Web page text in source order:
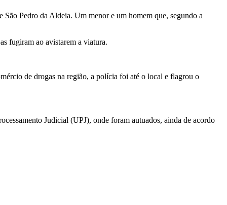
Pedro da Aldeia. Um menor e um homem que, segundo a
fugiram ao avistarem a viatura.
de drogas na região, a polícia foi até o local e flagrou o
Judicial (UPJ), onde foram autuados, ainda de acordo